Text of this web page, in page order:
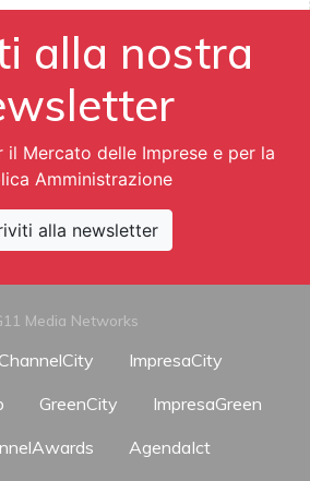
alla nostra
il Mercato delle Imprese e per la
Amministrazione
alla newsletter
Media Networks
ChannelCity
ImpresaCity
GreenCity
ImpresaGreen
AgendaIct